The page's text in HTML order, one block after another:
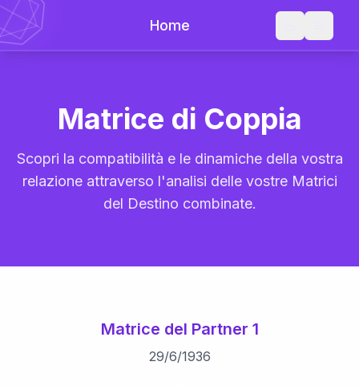
Home
Matrice di Coppia
Scopri la compatibilità e le dinamiche della vostra
relazione attraverso l'analisi delle vostre Matrici
del Destino combinate.
Matrice del Partner 1
29/6/1936